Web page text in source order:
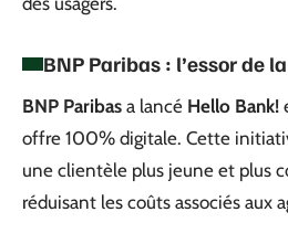
BNP Paribas : l’essor de
BNP Paribas a lancé Hello Bank!
offre 100% digitale. Cette
une clientèle plus jeune et plus
réduisant les coûts associés aux